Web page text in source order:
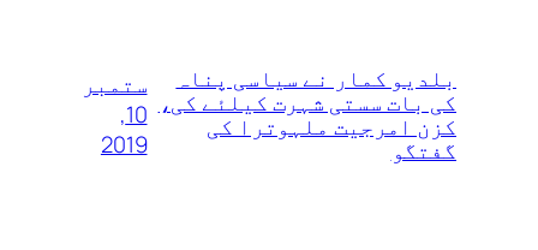
بلدیو کمار نے سیاسی پناہ
کی بات سستی شہرت کیلئے کی،
کزن امرجیت ملہوترا کی
گفتگو
ستمبر
10,
2019